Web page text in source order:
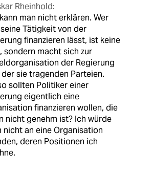
Rheinhold:
man nicht erklären. Wer
Tätigkeit von der
finanzieren lässt, ist keine
sondern macht sich zur
der Regierung
der sie tragenden Parteien.
sollten Politiker einer
eigentlich eine
finanzieren wollen, die
nicht genehm ist? Ich würde
nicht an eine Organisation
deren Positionen ich